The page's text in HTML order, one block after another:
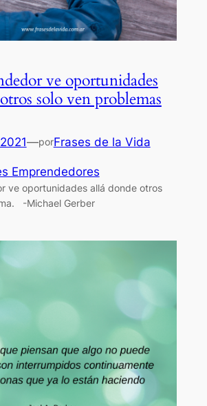
ve oportunidades
solo ven problemas
—porFrases de la Vida
Emprendedores
ve oportunidades allá donde otros
-Michael Gerber